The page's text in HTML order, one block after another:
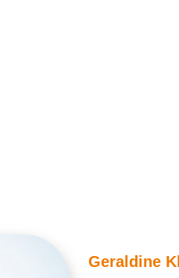
Geraldine